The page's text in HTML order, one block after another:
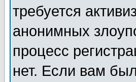
требуется
анонимных
процесс
нет. Если вам